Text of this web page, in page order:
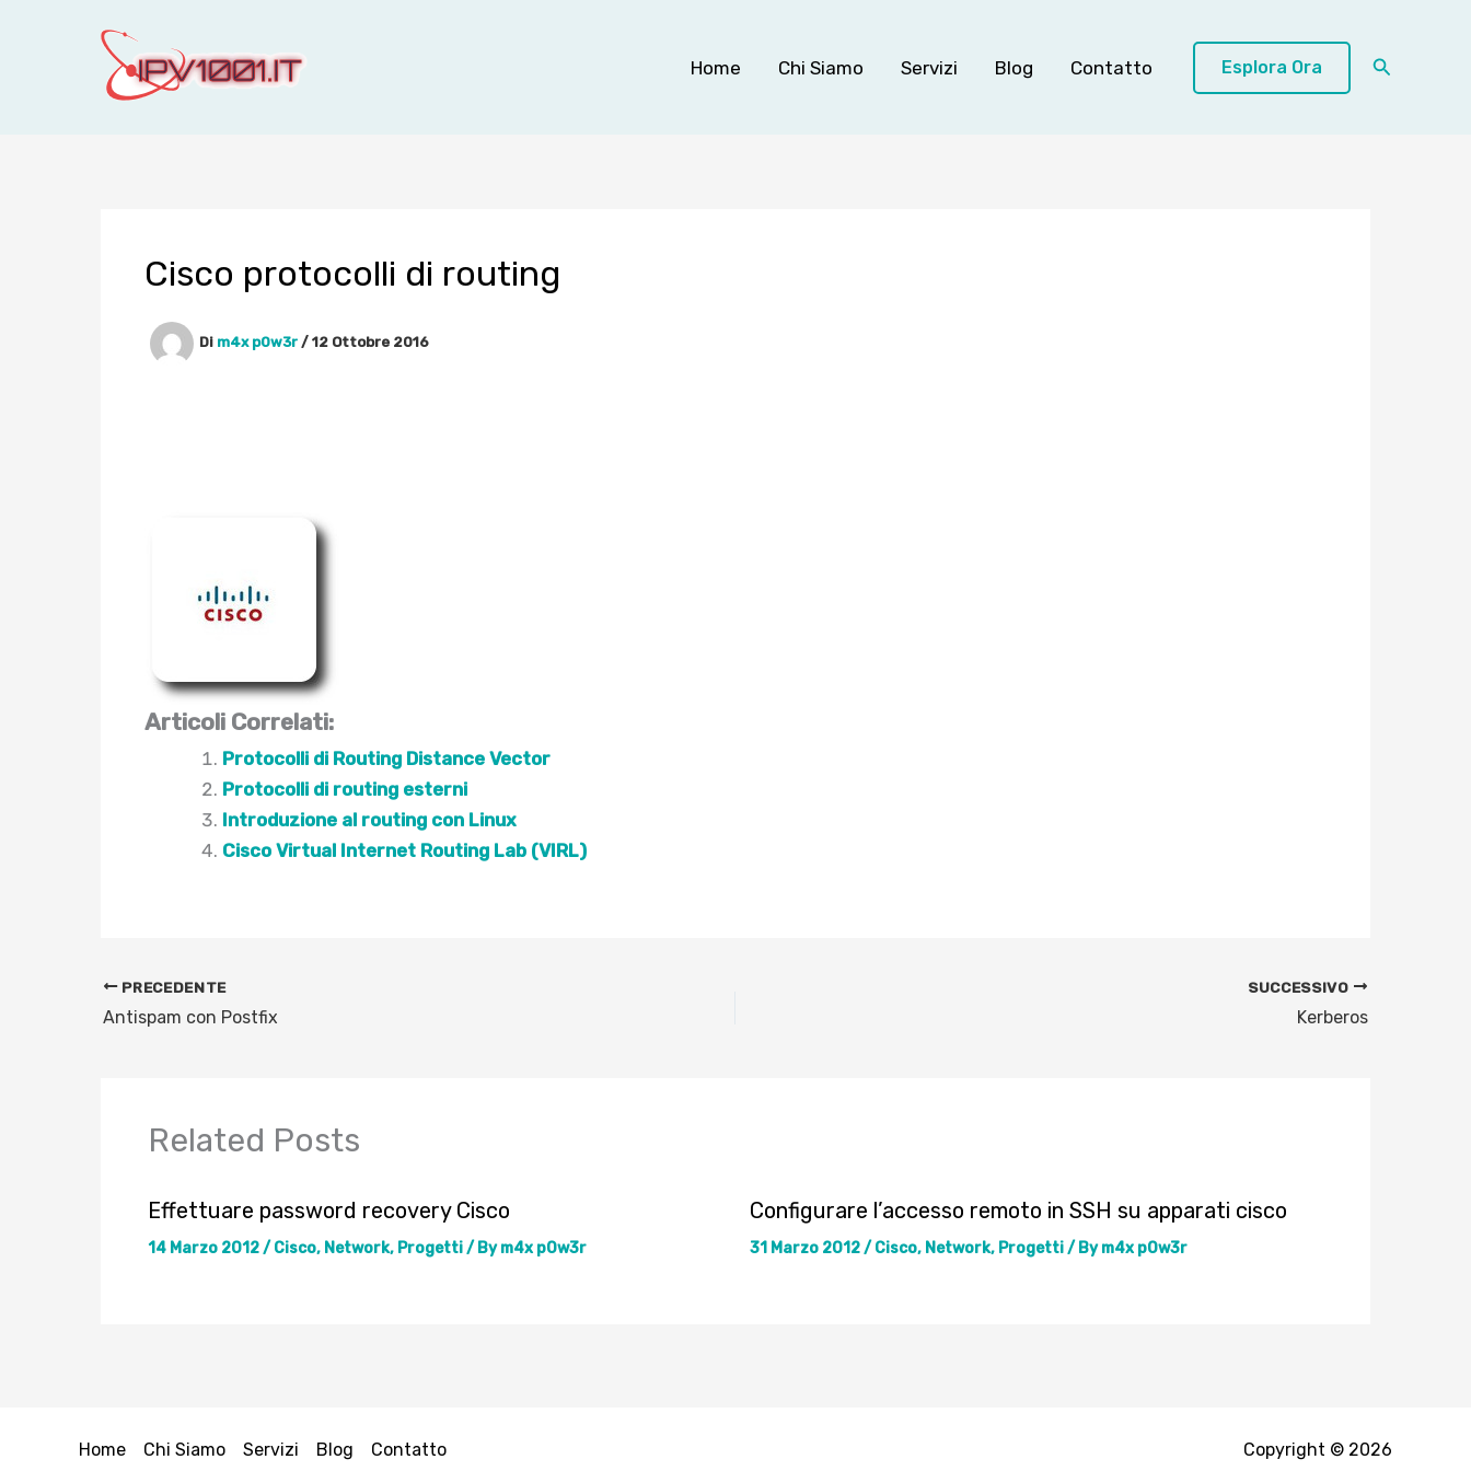
Home Chi Siamo Servizi Blog Contatto Esplora Ora Cerca
Cisco protocolli di routing
Di m4x p0w3r / 12 Ottobre 2016
Articoli Correlati:
Protocolli di Routing Distance Vector
Protocolli di routing esterni
Introduzione al routing con Linux
Cisco Virtual Internet Routing Lab (VIRL)
PRECEDENTE
Antispam con Postfix
SUCCESSIVO
Kerberos
Related Posts
Effettuare password recovery Cisco
14 Marzo 2012/ Cisco, Network, Progetti/ Bym4x p0w3r
Configurare l’accesso remoto in SSH su apparati cisco
31 Marzo 2012/ Cisco, Network, Progetti/ Bym4x p0w3r
Home Chi Siamo Servizi Blog Contatto Copyright © 2026